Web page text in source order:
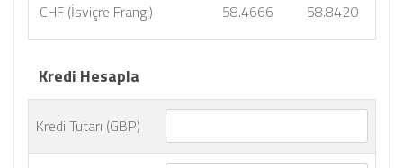
CHF (İsviçre Frangı) 58.4666 58.8420
Kredi Hesapla
Kredi Tutarı (GBP)